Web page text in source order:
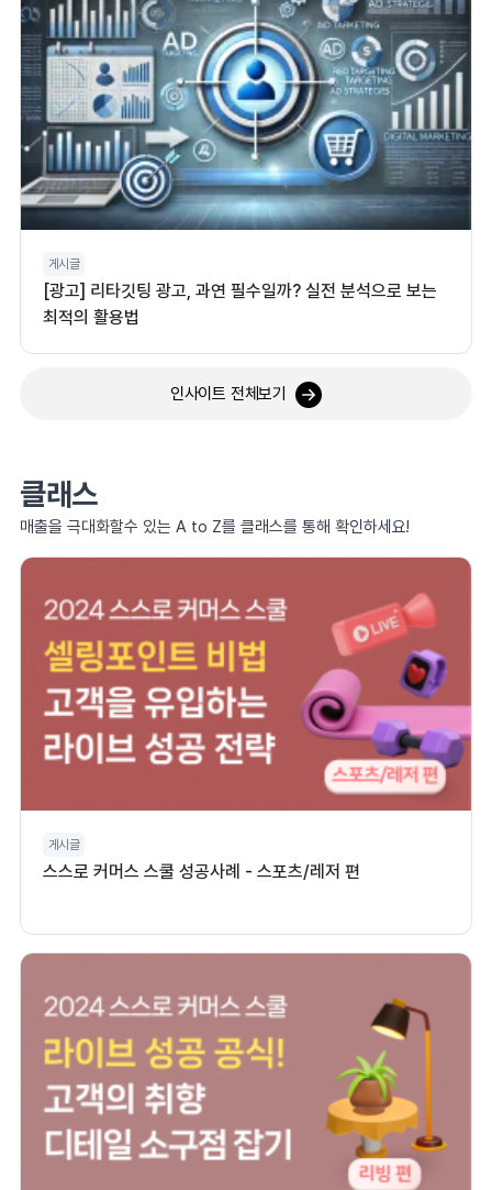
게시글
[광고] 리타깃팅 광고, 과연 필수일까? 실전 분석으로 보는
최적의 활용법
인사이트 전체보기
클래스
매출을 극대화할수 있는 A to Z를 클래스를 통해 확인하세요!
게시글
스스로 커머스 스쿨 성공사례 - 스포츠/레저 편